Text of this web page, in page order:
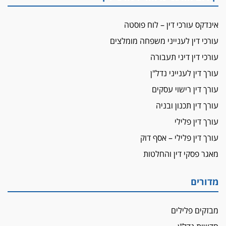
מאסר לעורך הדין
פיקטיביות בשם פלסטינים
על המידתיות
ביה"ד המשמעתי ביטל השעיה לצמיתות של
עורכת-דין שהביעה שמחה ב-7 באוקטובר
אשם
עו"ד הלל בבייב הורשע בהונאת עשרות לקוחות,
ההסדר: 7-9 שנות מאסר
דין ומקרקעין
עורך דין ברמת השרון נחקר בחשד למרמה בעסקת
תובעת משטרתית פוטרה בחשד לעישון סמים
שנחשף בפעילות בלשים בטלגרם
לא בכל יום
אינדקס עורכי דין – לוח פוסטה
עורכי דין לענייני משפחה מומלצים
עורכי דין דיני תעבורה
עורך דין לענייני נדל"ן
עורך דין רישוי עסקים
עורך דין תכנון ובניה
עורך דין פלילי
עורך דין פלילי – אסף דוק
מאגר פסקי דין והחלטות
מדורים
מבזקים פלילים